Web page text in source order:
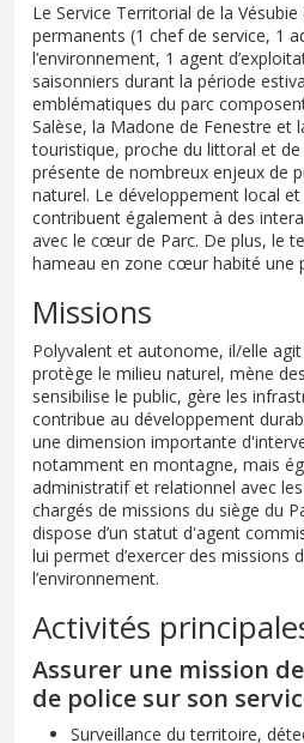
Le Service Territorial de la
permanents (1 chef de service, 1
l’environnement, 1 agent
saisonniers durant la période
emblématiques du parc
Salèse, la Madone de Fenestre et
touristique, proche du littoral et
présente de nombreux enjeux de
naturel. Le développement local et
contribuent également à des
avec le cœur de Parc. De plus, le
hameau en zone cœur habité une
Missions
Polyvalent et autonome, il/elle
protège le milieu naturel, mène
sensibilise le public, gère les
contribue au développement
une dimension importante
notamment en montagne, mais
administratif et relationnel avec
chargés de missions du siège du
dispose d’un statut d'agent
lui permet d’exercer des missions
l’environnement.
Activités
Assurer une mission
de police sur son
Surveillance du territoire,